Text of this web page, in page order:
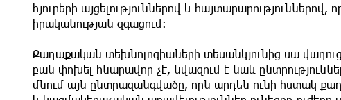
հյուրերի այցելություններով և
իրականության զգացում։
Քաղաքական տեխնոլոգիաների տեսանկյունից սա
բան փոխել հնարավոր չէ, նվազում է նաև
մնում այն ընտրազանգվածը, որն արդեն ունի հստակ